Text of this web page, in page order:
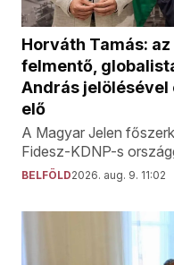
Horváth Tamás:
felmentő,
András
elő
A Magyar Jelen
Fidesz-KDNP-s
BELFÖLD2026. aug. 9. 11:02